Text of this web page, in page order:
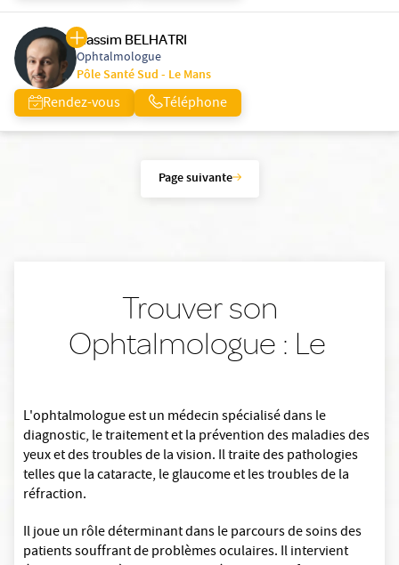
Nassim BELHATRI
Ophtalmologue
Pôle Santé Sud - Le Mans
Rendez-vous Téléphone
Page suivante
Trouver son
Ophtalmologue : Le
L'ophtalmologue est un médecin spécialisé dans le
diagnostic, le traitement et la prévention des maladies des
yeux et des troubles de la vision. Il traite des pathologies
telles que la cataracte, le glaucome et les troubles de la
réfraction.
Il joue un rôle déterminant dans le parcours de soins des
patients souffrant de problèmes oculaires. Il intervient